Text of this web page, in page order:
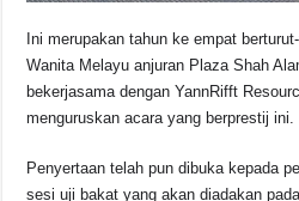
Ini merupakan tahun ke empat
Wanita Melayu anjuran Plaza Shah
bekerjasama dengan YannRifft
menguruskan acara yang berprestij ini.
Penyertaan telah pun dibuka kepada
sesi uji bakat yang akan diadakan